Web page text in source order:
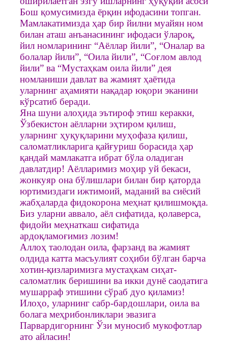
Бош қомусимизда ёрқин ифодасини топган.
Мамлакатимизда ҳар бир йилни муайян ном
билан аташ анъанасининг ифодаси ўлароқ,
йил номларининг “Аёллар йили”, “Оналар ва
болалар йили”, “Оила йили”, “Соғлом авлод
йили” ва “Мустаҳкам оила йили” дея
номланиши давлат ва жамият ҳаётида
уларнинг аҳамияти нақадар юқори эканини
кўрсатиб беради.
Яна шуни алоҳида эътироф этиш керакки,
Ўзбекистон аёлларни эҳтиром қилиш,
уларнинг ҳуқуқларини муҳофаза қилиш,
саломатликларига қайғуриш борасида ҳар
қандай мамлакатга ибрат бўла оладиган
давлатдир! Аёлларимиз моҳир уй бекаси,
жонкуяр она бўлишлари билан бир қаторда
юртимиздаги ижтимоий, маданий ва сиёсий
жабҳаларда фидокорона меҳнат қилишмоқда.
Биз уларни аввало, аёл сифатида, қолаверса,
фидойи меҳнаткаш сифатида
ардоқламоғимиз лозим!
Аллоҳ таолодан оила, фарзанд ва жамият
олдида катта масъулият соҳиби бўлган барча
хотин-қизларимизга мустаҳкам сиҳат-
саломатлик беришини ва икки дунё саодатига
мушарраф этишини сўраб дуо қиламиз!
Илоҳо, уларнинг сабр-бардошлари, оила ва
болага меҳрибонликлари эвазига
Парвардигорнинг Ўзи муносиб мукофотлар
ато айласин!